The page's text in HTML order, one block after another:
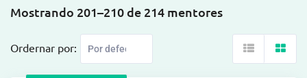
Mostrando 201–210 de 214 mentores
Ordernar por: